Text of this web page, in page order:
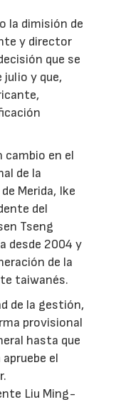
la dimisión de
y director
que se
julio y que,
cambio en el
de la
Merida, Ike
del
Tseng
desde 2004 y
de la
taiwanés.
de la gestión,
provisional
hasta que
el
Liu Ming-